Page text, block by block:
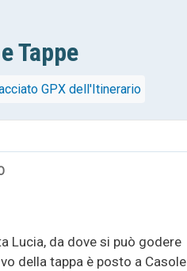
Tappe
GPX dell'Itinerario
Lucia, da dove si può godere
della tappa è posto a Casole